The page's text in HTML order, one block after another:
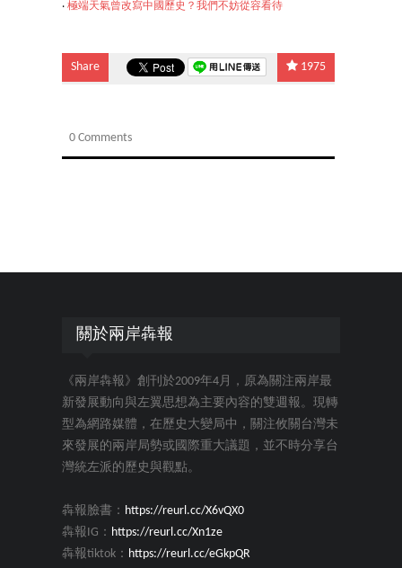
‧ 極端天氣曾改寫中國歷史？我們不妨從容看待
Share 1975
0 Comments
關於兩岸犇報
《兩岸犇報》創刊於2009年4月，原為關注兩岸最
新發展動向與左翼思想為主要內容的雙週報。現轉
型為網路媒體，在歷史大變局中，關注攸關台灣未
來發展的兩岸局勢或國際重大議題，並不時分享台
灣統左派的歷史與觀點。
犇報臉書： https://reurl.cc/X6vQX0
犇報IG： https://reurl.cc/Xn1ze
犇報tiktok： https://reurl.cc/eGkpQR